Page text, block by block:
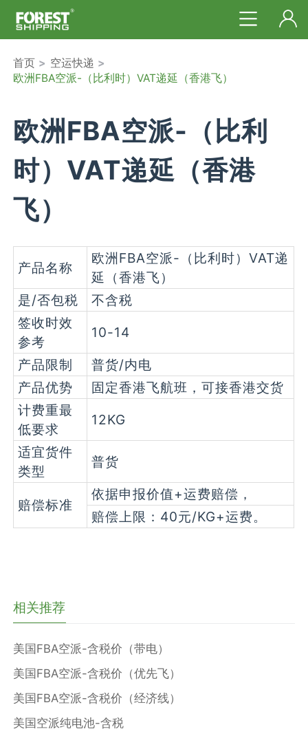
首页 > 空运快递 >
欧洲FBA空派-（比利时）VAT递延（香港飞）
欧洲FBA空派-（比利
时）VAT递延（香港
飞）
产品名称
欧洲FBA空派-（比利时）VAT递
延（香港飞）
是/否包税
不含税
签收时效
参考
10-14
产品限制
普货/内电
产品优势
固定香港飞航班，可接香港交货
计费重最
低要求
12KG
适宜货件
类型
普货
赔偿标准
依据申报价值+运费赔偿，
赔偿上限：40元/KG+运费。
相关推荐
美国FBA空派-含税价（带电）
美国FBA空派-含税价（优先飞）
美国FBA空派-含税价（经济线）
美国空派纯电池-含税